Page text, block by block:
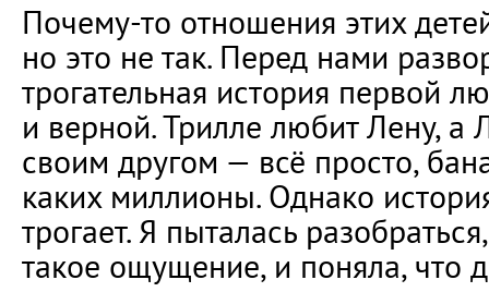
Почему-то отношения этих
но это не так. Перед нами
трогательная история первой
и верной. Трилле любит Лену, а
своим другом — всё просто,
каких миллионы. Однако
трогает. Я пыталась
такое ощущение, и поняла, что